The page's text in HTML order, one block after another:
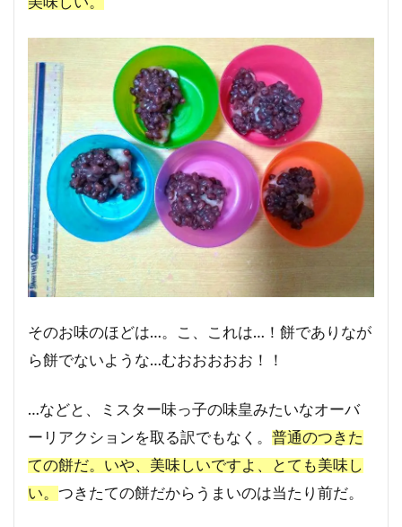
そのお味のほどは…。こ、これは…！餅でありなが
ら餅でないような…むおおおおお！！
…などと、ミスター味っ子の味皇みたいなオーバ
ーリアクションを取る訳でもなく。 普通のつきた
ての餅だ。いや、美味しいですよ、とても美味し
い。 つきたての餅だからうまいのは当たり前だ。